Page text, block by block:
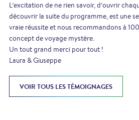
L’excitation de ne rien savoir, d’ouvrir
découvrir la suite du programme, est une
vraie réussite et nous recommandons à
concept de voyage mystère.
Un tout grand merci pour tout !
Laura & Giuseppe
VOIR TOUS LES TÉMOIGNAGES